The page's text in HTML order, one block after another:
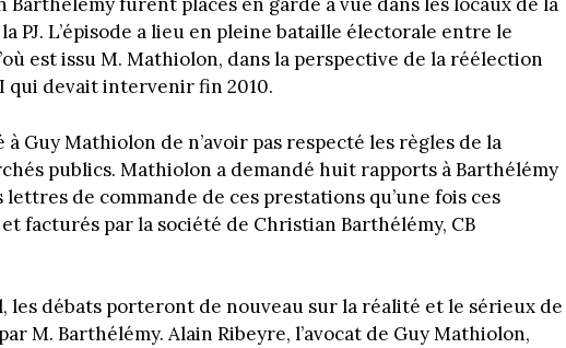
PJ. L’épisode a lieu en pleine bataille électorale entre le
est issu M. Mathiolon, dans la perspective de la réélection
qui devait intervenir fin 2010.
Guy Mathiolon de n’avoir pas respecté les règles de la
publics. Mathiolon a demandé huit rapports à Barthélémy
lettres de commande de ces prestations qu’une fois ces
facturés par la société de Christian Barthélémy, CB
les débats porteront de nouveau sur la réalité et le sérieux de
M. Barthélémy. Alain Ribeyre, l’avocat de Guy Mathiolon,